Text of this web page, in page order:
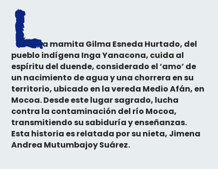
La mamita Gilma Esneda Hurtado, del
pueblo indígena Inga Yanacona, cuida al
espíritu del duende, considerado el ‘amo’ de
un nacimiento de agua y una chorrera en su
territorio, ubicado en la vereda Medio Afán, en
Mocoa. Desde este lugar sagrado, lucha
contra la contaminación del río Mocoa,
transmitiendo su sabiduría y enseñanzas.
Esta historia es relatada por su nieta, Jimena
Andrea Mutumbajoy Suárez.